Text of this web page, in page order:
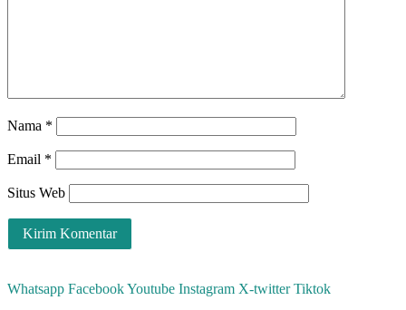
Nama *
Email *
Situs Web
Whatsapp FacebookYoutube Instagram X-twitter Tiktok